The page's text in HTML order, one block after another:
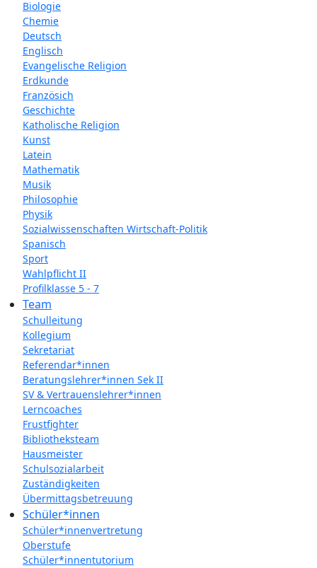
Biologie
Chemie
Deutsch
Englisch
Evangelische Religion
Erdkunde
Französich
Geschichte
Katholische Religion
Kunst
Latein
Mathematik
Musik
Philosophie
Physik
Sozialwissenschaften Wirtschaft-Politik
Spanisch
Sport
Wahlpflicht II
Profilklasse 5 - 7
Team
Schulleitung
Kollegium
Sekretariat
Referendar*innen
Beratungslehrer*innen Sek II
SV & Vertrauenslehrer*innen
Lerncoaches
Frustfighter
Bibliotheksteam
Hausmeister
Schulsozialarbeit
Zuständigkeiten
Übermittagsbetreuung
Schüler*innen
Schüler*innenvertretung
Oberstufe
Schüler*innentutorium